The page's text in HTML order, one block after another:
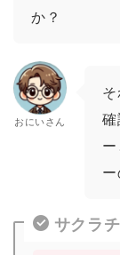
か？
おにいさん
確
サクラ